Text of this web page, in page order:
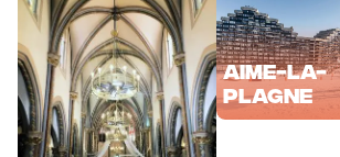
Aime-la-
Plagne